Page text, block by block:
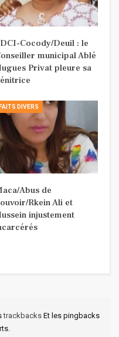
Cocody/Deuil : le
municipal Ablé
Privat pleure sa
FAITS DIVERS
Abus de
Rkein Ali et
injustement
trackbacks Et les pingbacks